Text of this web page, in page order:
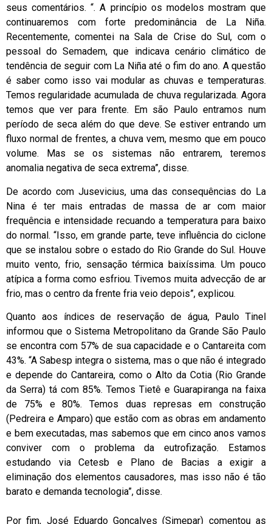
seus comentários. “. A princípio os modelos mostram que
continuaremos com forte predominância de La Niña.
Recentemente, comentei na Sala de Crise do Sul, com o
pessoal do Semadem, que indicava cenário climático de
tendência de seguir com La Niña até o fim do ano. A questão
é saber como isso vai modular as chuvas e temperaturas.
Temos regularidade acumulada de chuva regularizada. Agora
temos que ver para frente. Em são Paulo entramos num
período de seca além do que deve. Se estiver entrando um
fluxo normal de frentes, a chuva vem, mesmo que em pouco
volume. Mas se os sistemas não entrarem, teremos
anomalia negativa de seca extrema”, disse.
De acordo com Jusevicius, uma das consequências do La
Nina é ter mais entradas de massa de ar com maior
frequência e intensidade recuando a temperatura para baixo
do normal. “Isso, em grande parte, teve influência do ciclone
que se instalou sobre o estado do Rio Grande do Sul. Houve
muito vento, frio, sensação térmica baixíssima. Um pouco
atípica a forma como esfriou. Tivemos muita advecção de ar
frio, mas o centro da frente fria veio depois”, explicou.
Quanto aos índices de reservação de água, Paulo Tinel
informou que o Sistema Metropolitano da Grande São Paulo
se encontra com 57% de sua capacidade e o Cantareita com
43%. “A Sabesp integra o sistema, mas o que não é integrado
e depende do Cantareira, como o Alto da Cotia (Rio Grande
da Serra) tá com 85%. Temos Tietê e Guarapiranga na faixa
de 75% e 80%. Temos duas represas em construção
(Pedreira e Amparo) que estão com as obras em andamento
e bem executadas, mas sabemos que em cinco anos vamos
conviver com o problema da eutrofização. Estamos
estudando via Cetesb e Plano de Bacias a exigir a
eliminação dos elementos causadores, mas isso não é tão
barato e demanda tecnologia”, disse.
Por fim, José Eduardo Gonçalves (Simepar) comentou as